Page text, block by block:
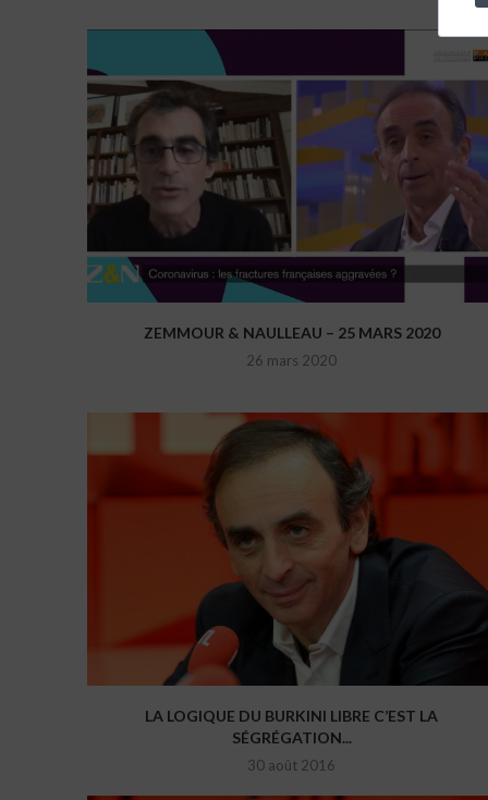
ZEMMOUR & NAULLEAU – 25 MARS 2020
26 mars 2020
LA LOGIQUE DU BURKINI LIBRE C’EST LA
SÉGRÉGATION...
30 août 2016